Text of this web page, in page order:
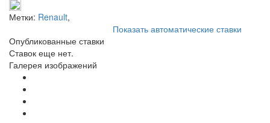
Метки: Renault,
Показать автоматические ставки
Опубликованные ставки
Ставок еще нет.
Галерея изображений